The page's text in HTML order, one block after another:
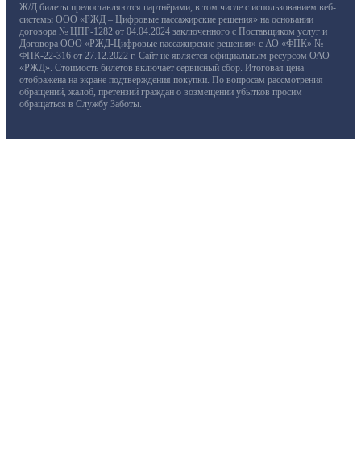
Ж/Д билеты предоставляются партнёрами, в том числе с использованием веб-
системы ООО «РЖД – Цифровые пассажирские решения» на основании
договора № ЦПР-1282 от 04.04.2024 заключенного с Поставщиком услуг и
Договора ООО «РЖД-Цифровые пассажирские решения» с АО «ФПК» №
ФПК-22-316 от 27.12.2022 г. Сайт не является официальным ресурсом ОАО
«РЖД». Стоимость билетов включает сервисный сбор. Итоговая цена
отображена на экране подтверждения покупки. По вопросам рассмотрения
обращений, жалоб, претензий граждан о возмещении убытков просим
обращаться в Службу Заботы.